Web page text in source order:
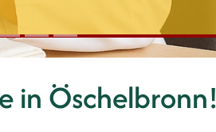
in Öschelbronn!